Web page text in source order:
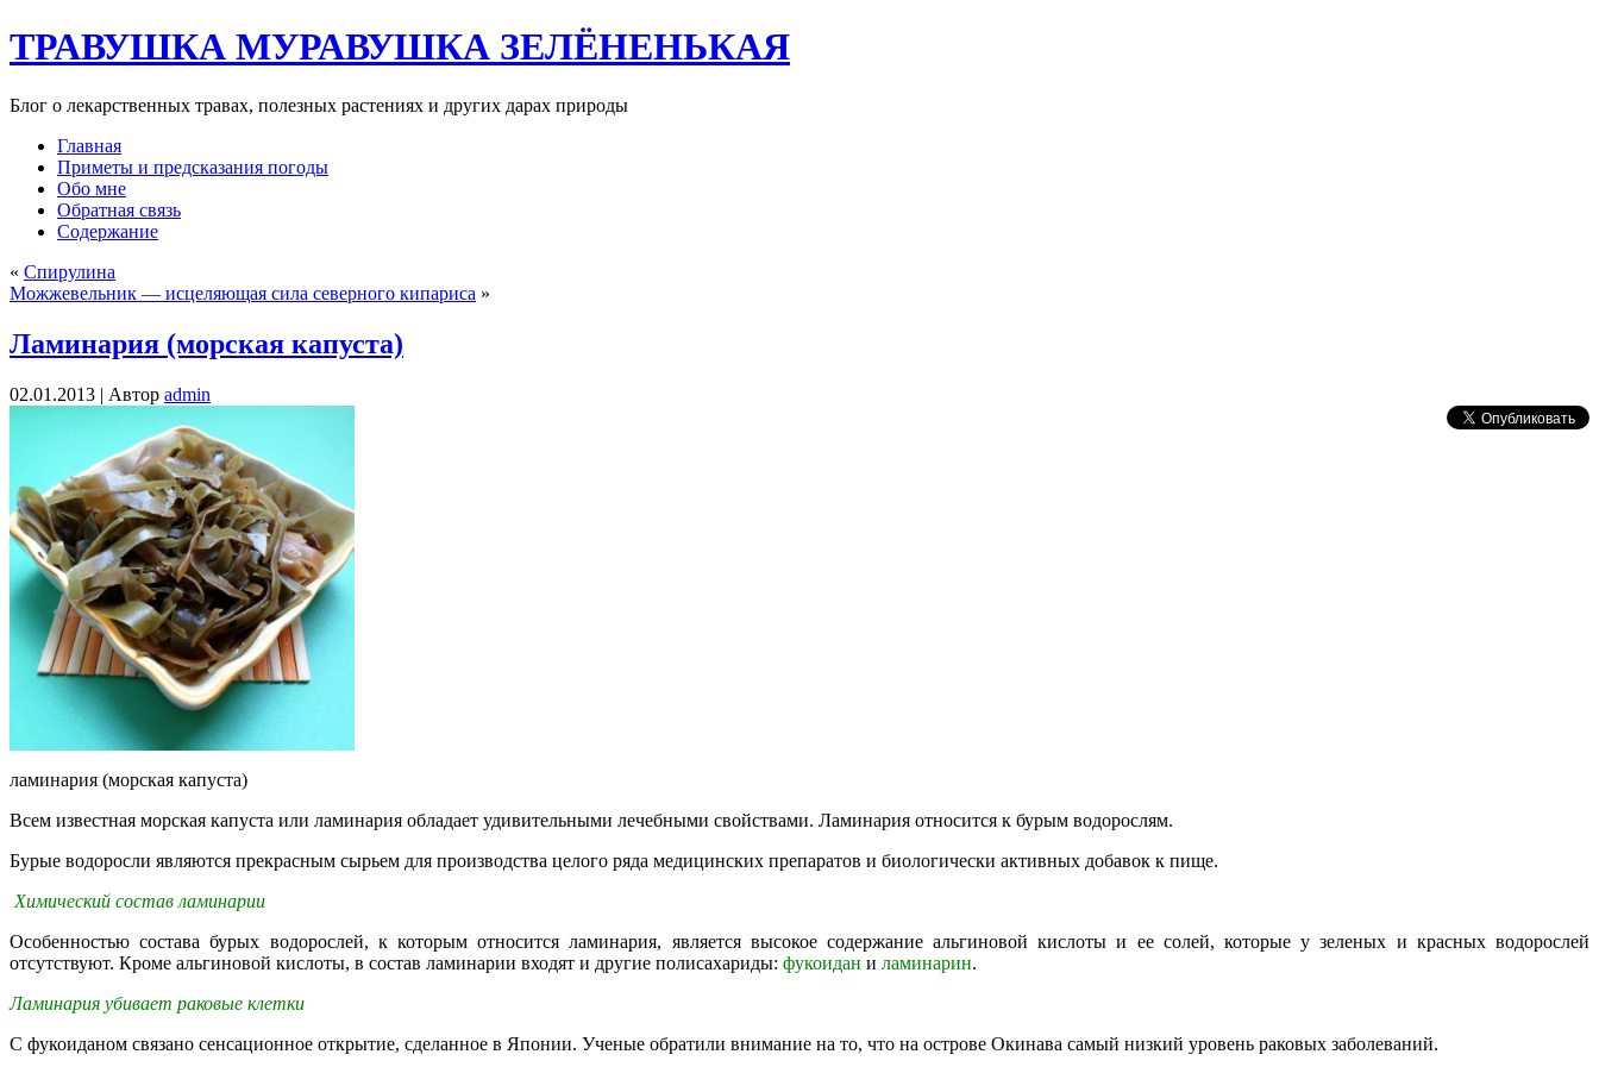
ТРАВУШКА МУРАВУШКА ЗЕЛЁНЕНЬКАЯ
Блог о лекарственных травах, полезных растениях и других дарах природы
Главная
Приметы и предсказания погоды
Обо мне
Обратная связь
Содержание
« Cпирулина
Можжевельник — исцеляющая сила северного кипариса »
Ламинария (морская капуста)
02.01.2013 | Автор admin
ламинария (морская капуста)
Всем известная морская капуста или ламинария обладает удивительными лечебными свойствами. Ламинария относится к бурым водорослям.
Бурые водоросли являются прекрасным сырьем для производства целого ряда медицинских препаратов и биологически активных добавок к пище.
Химический состав ламинарии
Особенностью состава бурых водорослей, к которым относится ламинария, является высокое содержание альгиновой кислоты и ее солей, которые у зеленых и красных водорослей
отсутствуют. Кроме альгиновой кислоты, в состав ламинарии входят и другие полисахариды: фукоидан и ламинарин.
Ламинария убивает раковые клетки
С фукоиданом связано сенсационное открытие, сделанное в Японии. Ученые обратили внимание на то, что на острове Окинава самый низкий уровень раковых заболеваний.